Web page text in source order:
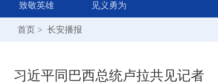
致敬英雄
见义勇为
首页 > 长安播报
习近平同巴西总统卢拉共见记者